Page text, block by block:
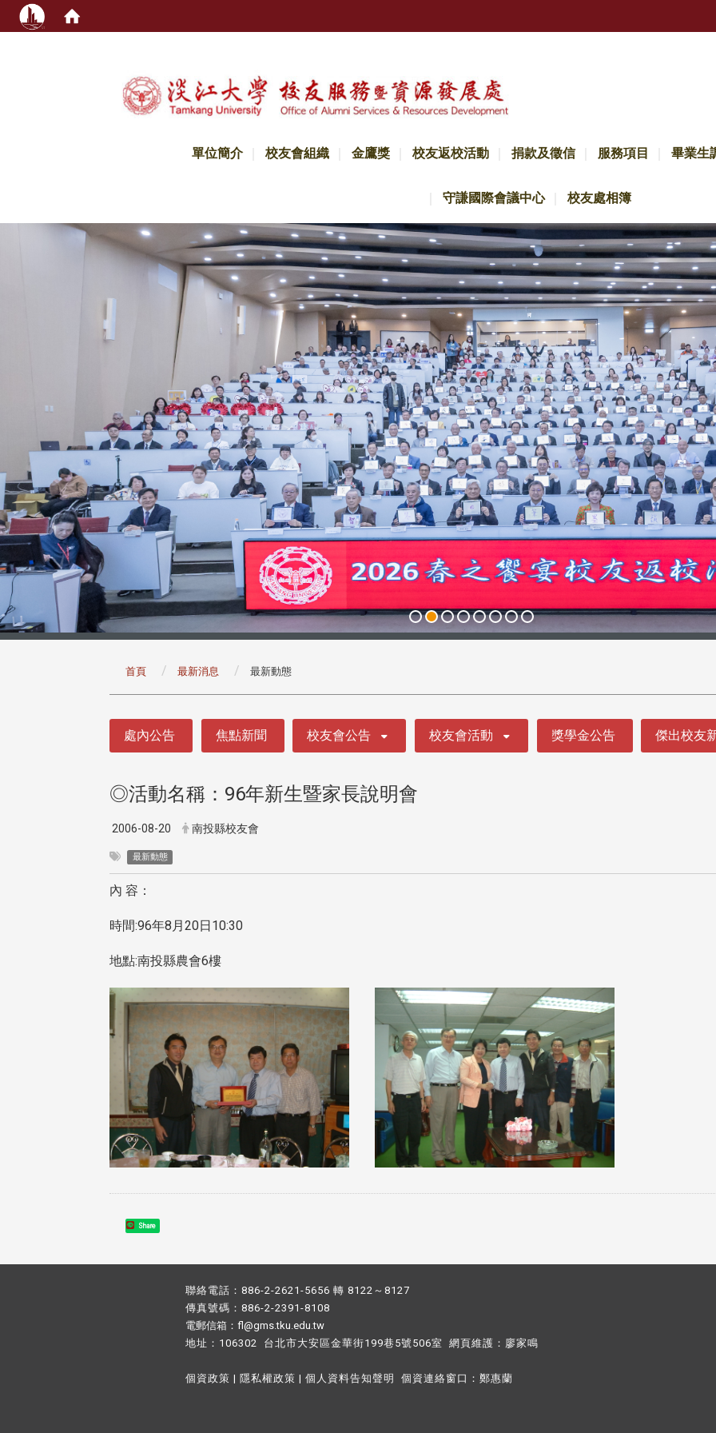
單位簡介 校友會組織 金鷹獎 校友返校活動 捐款及徵信 服務項目 畢業生
守謙國際會議中心 校友處相簿
首頁 最新消息 最新動態
處內公告 焦點新聞 校友會公告 校友會活動 獎學金公告 傑出校友
◎活動名稱：96年新生暨家長說明會
2006-08-20 南投縣校友會
最新動態
內 容：
時間:96年8月20日10:30
地點:南投縣農會6樓
Share
聯絡電話：886-2-2621-5656 轉 8122～8127
傳真號碼：886-2-2391-8108
電郵信箱：fl@gms.tku.edu.tw
地址：106302 台北市大安區金華街199巷5號506室 網頁維護： 廖家鳴​
個資政策 | 隱私權政策 | 個人資料告知聲明 個資連絡窗口： 鄭惠蘭